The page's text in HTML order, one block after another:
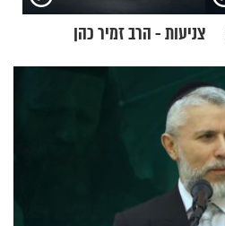
צניעות - הרב זמיר כהן